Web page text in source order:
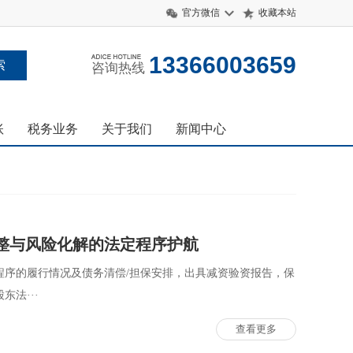
官方微信 收藏本站
咨询热线 13366003659
税务业务 关于我们 新闻中心
与风险化解的法定程序护航
的履行情况及债务清偿/担保安排，出具减资验资报告，保
法···
查看更多